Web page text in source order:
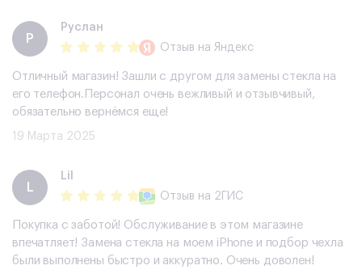
Р
Руслан
Отзыв на Яндекс
Отличный магазин! Зашли с другом для замены стекла на
его телефон.Персонал очень вежливый и отзывчивый,
обязательно вернёмся еще!
19 Марта 2025
L
Lil
Отзыв на 2ГИС
Покупка с заботой! Обслуживание в этом магазине
впечатляет! Замена стекла на моем iPhone и подбор чехла
были выполнены быстро и аккуратно. Очень доволен!